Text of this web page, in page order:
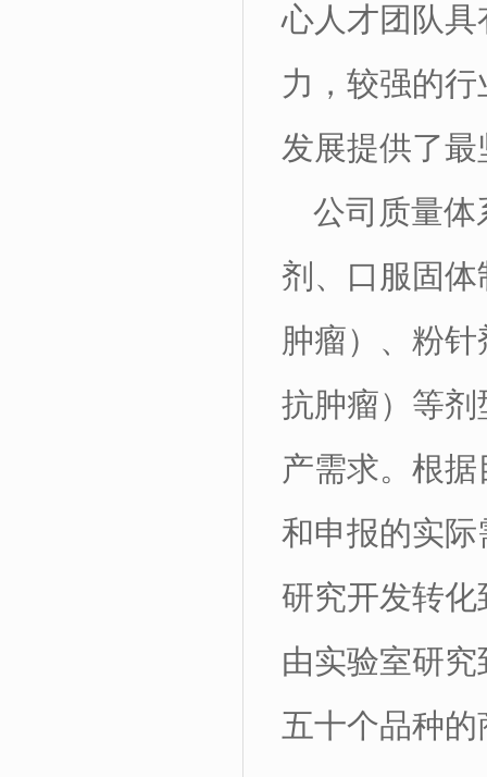
心人才团队
力，较强的
发展提供了
公司质量体
剂、口服固
肿瘤）、粉
抗肿瘤）等
产需求。根
和申报的实
研究开发转
由实验室研
五十个品种